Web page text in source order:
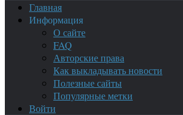
Главная
Информация
О сайте
FAQ
Авторские права
Как выкладывать новости
Полезные сайты
Популярные метки
Войти